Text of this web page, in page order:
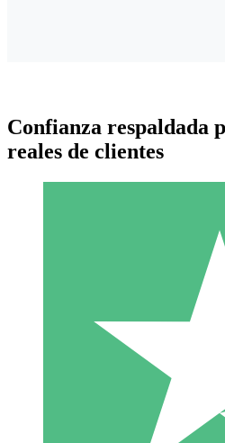
Paquetes de
Paga según el uso con créditos
10
Confianza respaldada
reales de clientes